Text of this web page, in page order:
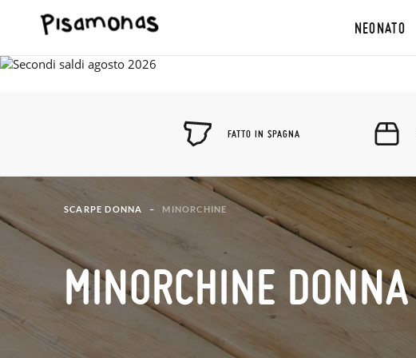
NEONATO
FATTO IN SPAGNA
SCARPE DONNA MINORCHINE
MINORCHINE DONNA